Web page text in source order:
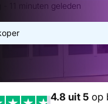
- 11 minuten geleden
4.8 uit 5 op